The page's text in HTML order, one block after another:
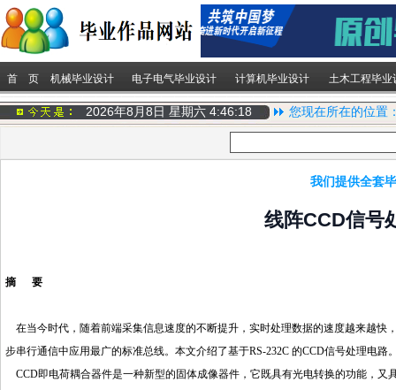
首 页 机械毕业设计 电子电气毕业设计 计算机毕业设计 土木工程毕业
2026年8月8日 星期六 4:46:18 您现在所在的位置
我们提供全套
线阵CCD信号
摘 要
在当今时代，随着前端采集信息速度的不断提升，实时处理数据的速度越来越快
步串行通信中应用最广的标准总线。本文介绍了基于RS-232C 的CCD信号处理电路
CCD即电荷耦合器件是一种新型的固体成像器件，它既具有光电转换的功能，又